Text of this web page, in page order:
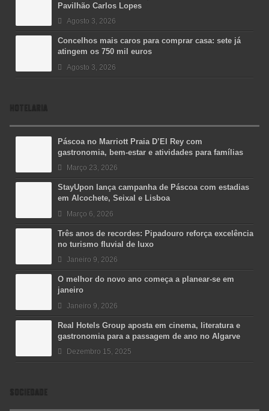
Pavilhão Carlos Lopes
Agosto 3, 2026
Concelhos mais caros para comprar casa: sete já
atingem os 750 mil euros
Agosto 3, 2026
HOTELARIA
Páscoa no Marriott Praia D’El Rey com
gastronomia, bem-estar e atividades para famílias
Março 23, 2026
StayUpon lança campanha de Páscoa com estadias
em Alcochete, Seixal e Lisboa
Março 6, 2026
Três anos de recordes: Pipadouro reforça excelência
no turismo fluvial de luxo
Janeiro 9, 2026
O melhor do novo ano começa a planear-se em
janeiro
Janeiro 9, 2026
Real Hotels Group aposta em cinema, literatura e
gastronomia para a passagem de ano no Algarve
Dezembro 15, 2025
SOCIEDADE